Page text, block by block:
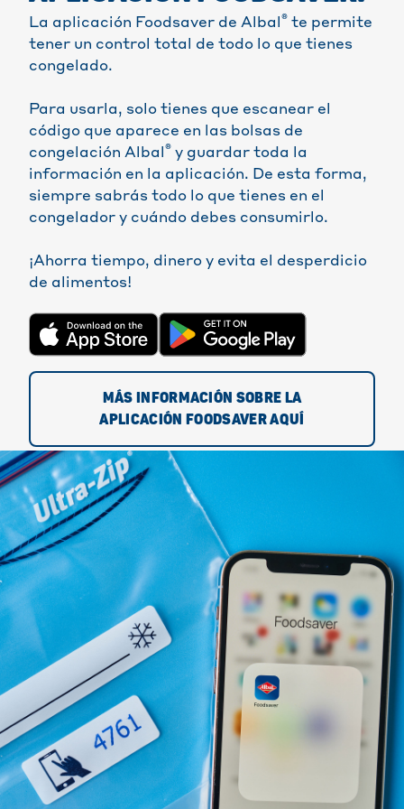
La aplicación Foodsaver de Albal ® te permite
tener un control total de todo lo que tienes
congelado.
Para usarla, solo tienes que escanear el
código que aparece en las bolsas de
congelación Albal ® y guardar toda la
información en la aplicación. De esta forma,
siempre sabrás todo lo que tienes en el
congelador y cuándo debes consumirlo.
¡Ahorra tiempo, dinero y evita el desperdicio
de alimentos!
MÁS INFORMACIÓN SOBRE LA
APLICACIÓN FOODSAVER AQUÍ